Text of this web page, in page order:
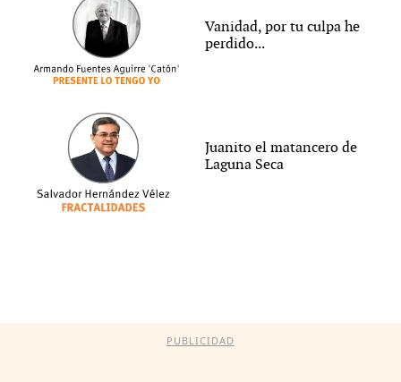
Vanidad, por tu culpa he
perdido...
Juanito el matancero de
Laguna Seca
PUBLICIDAD